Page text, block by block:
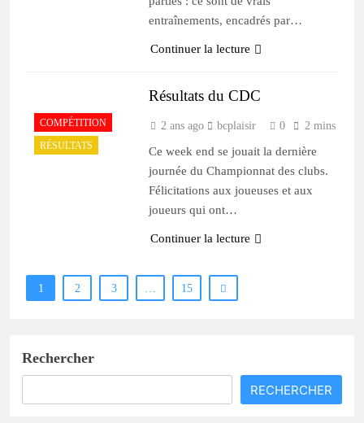
entraînements, encadrés par…
Continuer la lecture
COMPÉTITION
RÉSULTATS
Résultats du CDC
2 ans ago bcplaisir 0 2 mins
Ce week end se jouait la dernière
journée du Championnat des clubs.
Félicitations aux joueuses et aux
joueurs qui ont…
Continuer la lecture
1 2 3 … 15
Rechercher
RECHERCHER